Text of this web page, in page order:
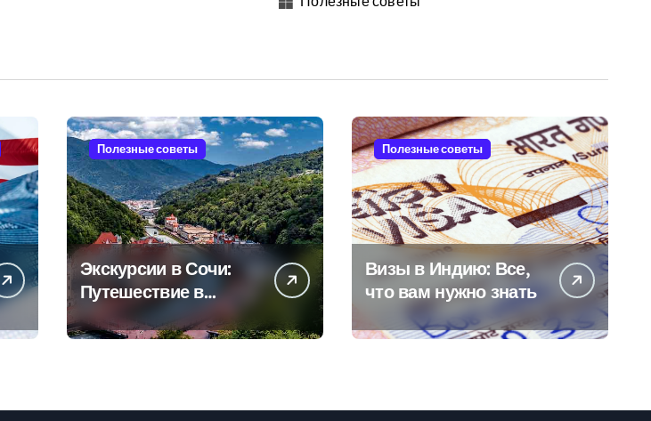
Полезные советы
Экскурсии в Сочи:
Путешествие в
сердце
Черноморского
Полезные советы
Визы в Индию: Все,
что вам нужно знать